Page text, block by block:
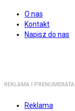
O nas
Kontakt
Napisz do nas
REKLAMA I PRENUMERATA
Reklama